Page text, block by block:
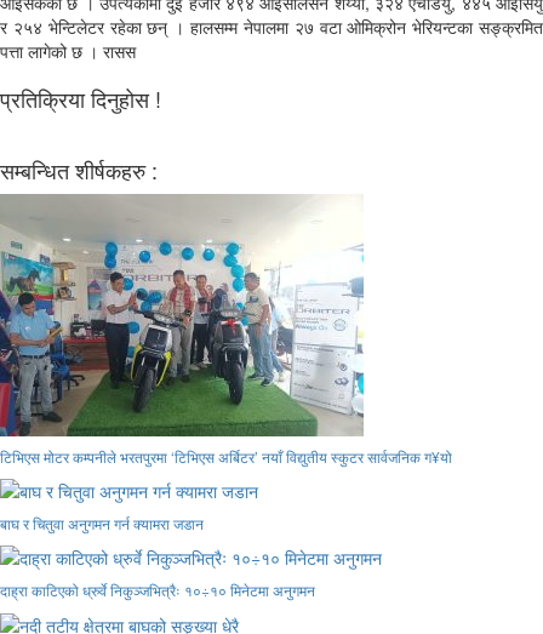
र २५४ भेन्टिलेटर रहेका छन् । हालसम्म नेपालमा २७ वटा ओमिक्रोन भेरियन्टका सङ्क्रमित
पत्ता लागेको छ । रासस
प्रतिक्रिया दिनुहोस !
सम्बन्धित शीर्षकहरु :
टिभिएस मोटर कम्पनीले भरतपुरमा ‘टिभिएस अर्बिटर’ नयाँ विद्युतीय स्कुटर सार्वजनिक ग¥यो
बाघ र चितुवा अनुगमन गर्न क्यामरा जडान
दाह्रा काटिएको ध्रुर्वे निकुञ्जभित्रैः १०÷१० मिनेटमा अनुगमन